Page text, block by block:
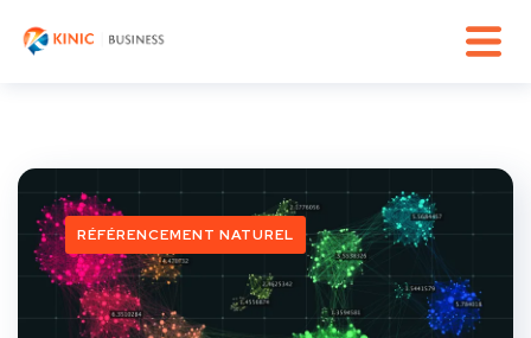
RÉFÉRENCEMENT NATUREL